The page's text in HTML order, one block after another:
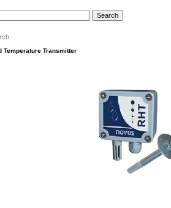
Temperature Transmitter